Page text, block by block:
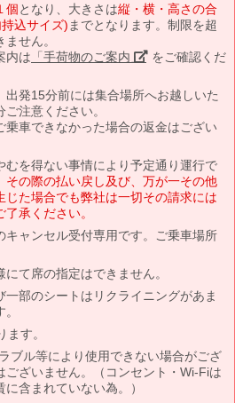
個となり、大きさは縦・横・高さの合
込サイズ) までとなります。制限を超
せん。
内は 「手荷物のご案内」 をご確認くだ
発15分前には集合場所へお越しいた
注意ください。
車できなかった場合の返金はござい
むを得ない事情により予定通り運行で
その際の払い戻し及び、万が一その他
じた場合でも弊社は一切その請求には
承ください。
キャンセル受付専用です。ご乗車場所
て席の指定はできません。
部のシートはリクライニングがあま
す。
ブル等により使用できない場合がござ
ございません。（コンセント・Wi-Fiは
含まれていない為。）